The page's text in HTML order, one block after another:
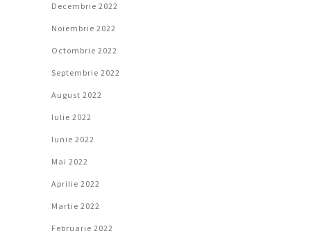
Decembrie 2022
Noiembrie 2022
Octombrie 2022
Septembrie 2022
August 2022
Iulie 2022
Iunie 2022
Mai 2022
Aprilie 2022
Martie 2022
Februarie 2022